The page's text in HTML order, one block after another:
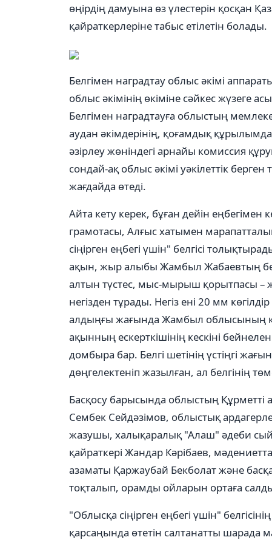
өңірдің дамуына өз үлестерін қосқан
қайраткерлеріне табыс етілетін болады.
Белгімен наградтау облыс әкімі
облыс әкімінің өкіміне сәйкес жүзеге
Белгімен наградтауға облыстың
аудан әкімдерінің, қоғамдық
әзірлеу жөніндегі арнайы комиссия
сондай-ақ облыс әкімі уәкілеттік
жағдайда өтеді.
Айта кету керек, бұған дейін еңбегімен
грамотасы, Алғыс хатымен
сіңірген еңбегі үшін" белгісі
ақын, жыр алыбы Жамбыл Жабаевтың
алтын түстес, мыс-мырыш қорытпасы –
негізден тұрады. Негіз ені 20 мм
алдыңғы жағында Жамбыл облысының
ақынның ескерткішінің кескіні
домбыра бар. Белгі шетінің үстіңгі
дөңгелектеніп жазылған, ал белгінің
Басқосу барысында облыстың
Сембек Сейдәзімов, облыстық
жазушы, халықаралық "Алаш" әдеби
қайраткері Жандар Кәрібаев,
азаматы Қаржаубай Бекболат және
тоқталып, орамды ойларын ортаға
"Облысқа сіңірген еңбегі үшін"
қарсаңында өтетін салтанатты шарада